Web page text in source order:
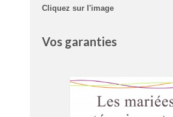
Cliquez sur l'image
Vos garanties